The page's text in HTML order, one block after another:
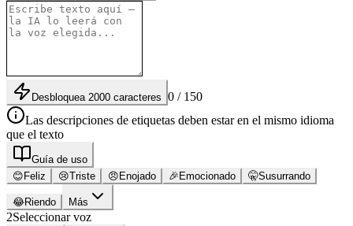
Desbloquea 2000 caracteres 0 / 150
Las descripciones de etiquetas deben estar en el mismo idioma
que el texto
Guía de uso
😊 Feliz 😢Triste 😠 Enojado 🎉 Emocionado 🤫Susurrando
😂Riendo Más
2Seleccionar voz